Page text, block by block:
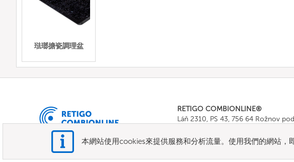
琺瑯搪瓷調理盆
RETIGO COMBIONLINE®
Láň 2310, PS 43, 756 64 Rožnov
E-mail:info@combionline.com
本網站使用cookies來提供服務和分析流量。使用我們的網站，